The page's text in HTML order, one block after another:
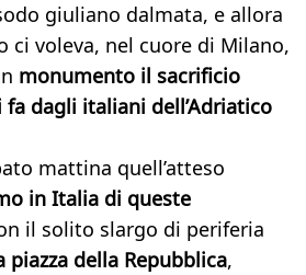
giuliano dalmata, e allora
ci voleva, nel cuore di Milano,
monumento il sacrificio
dagli italiani dell’Adriatico
mattina quell’atteso
in Italia di queste
il solito slargo di periferia
piazza della Repubblica,